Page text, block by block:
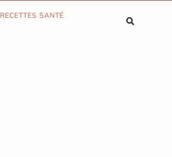
RECETTES SANTÉ
Rechercher